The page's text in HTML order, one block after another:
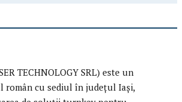
TECHNOLOGY SRL) este un
român cu sediul în județul Iași,